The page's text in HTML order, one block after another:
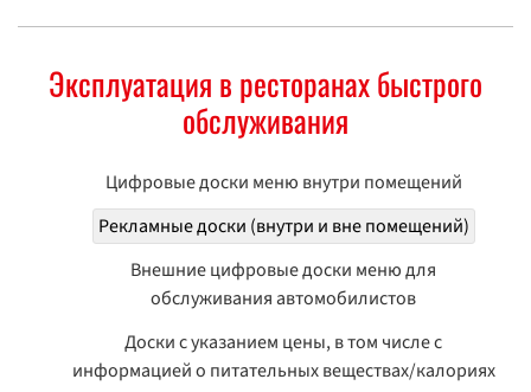
Эксплуатация в ресторанах быстрого
обслуживания
Цифровые доски меню внутри помещений
Рекламные доски (внутри и вне помещений)
Внешние цифровые доски меню для
обслуживания автомобилистов
Доски с указанием цены, в том числе с
информацией о питательных веществах/калориях